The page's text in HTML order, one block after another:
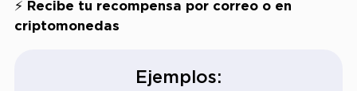
⚡ Recibe tu recompensa por correo o en
criptomonedas
Ejemplos: